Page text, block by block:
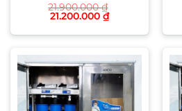
21.900.000₫
Giá
là:
21.200.000 ₫Giá
hiện
tại